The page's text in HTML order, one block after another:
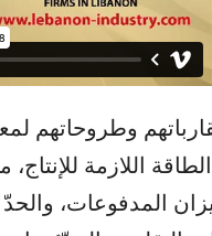
وطروحاتهم
اللازمة
المدفوعات، والحدّ